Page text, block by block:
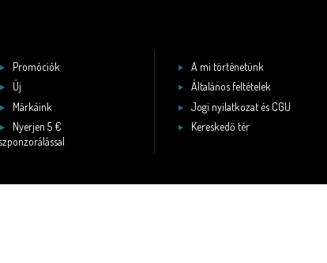
Promóciók
Új
Márkáink
Nyerjen 5 €
szponzorálással
A mi történetünk
Általános feltételek
Jogi nyilatkozat és CGU
Kereskedő tér